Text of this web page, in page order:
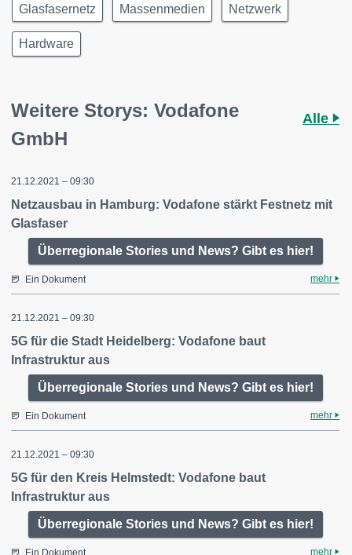
Glasfasernetz Massenmedien Netzwerk
Hardware
Weitere Storys: Vodafone
GmbH
Alle
21.12.2021 – 09:30
Netzausbau in Hamburg: Vodafone stärkt Festnetz mit
Glasfaser
Überregionale Stories und News? Gibt es hier!
Ein Dokument mehr
21.12.2021 – 09:30
5G für die Stadt Heidelberg: Vodafone baut
Infrastruktur aus
Überregionale Stories und News? Gibt es hier!
Ein Dokument mehr
21.12.2021 – 09:30
5G für den Kreis Helmstedt: Vodafone baut
Infrastruktur aus
Überregionale Stories und News? Gibt es hier!
Ein Dokument mehr